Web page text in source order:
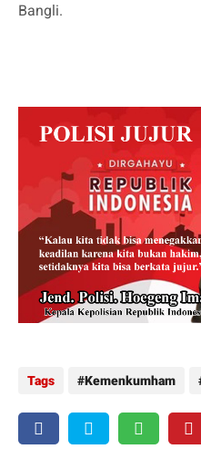
Bangli.
Tags Kemenkumham